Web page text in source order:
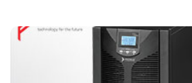
PM-